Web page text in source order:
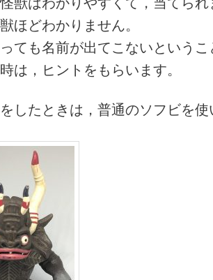
ほどわかりません。
ても名前が出てこないという
は，ヒントをもらいます。
したときは，普通のソフビを